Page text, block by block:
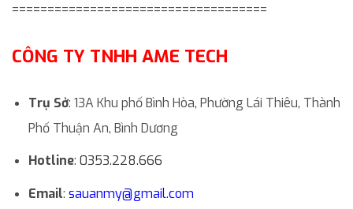
====================================
CÔNG TY TNHH AME TECH
Trụ Sở: 13A Khu phố Bình Hòa, Phường Lái Thiêu, Thành
Phố Thuận An, Bình Dương
Hotline: 0353.228.666
Email: sauanmy@gmail.com